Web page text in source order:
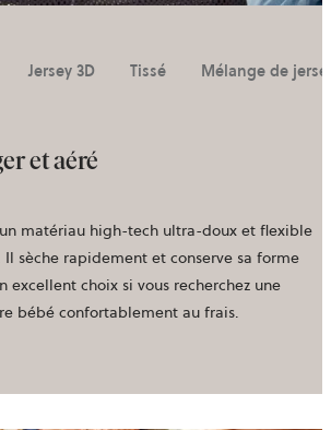
Jersey 3D Tissé Mélange de
et aéré
matériau high-tech ultra-doux et flexible
Il sèche rapidement et conserve sa forme
excellent choix si vous recherchez une
bébé confortablement au frais.